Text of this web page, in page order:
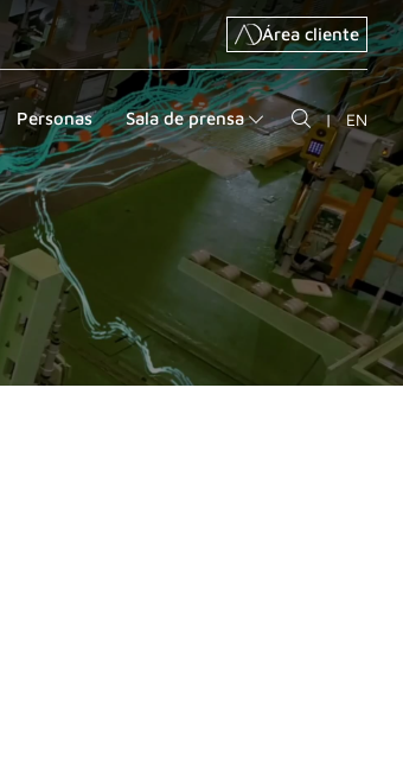
Área cliente
Personas Sala de prensa | EN